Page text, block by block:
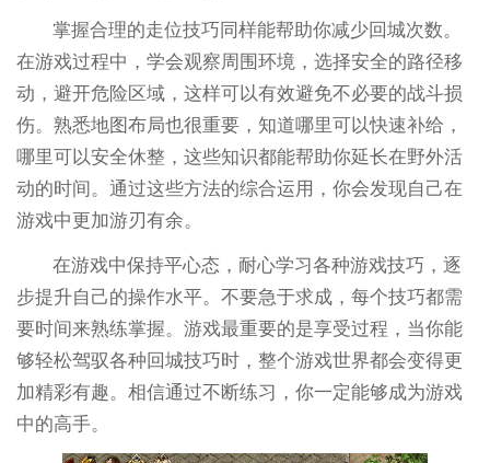
掌握合理的走位技巧同样能帮助你减少回城次数。
在游戏过程中，学会观察周围环境，选择安全的路径移
动，避开危险区域，这样可以有效避免不必要的战斗损
伤。熟悉地图布局也很重要，知道哪里可以快速补给，
哪里可以安全休整，这些知识都能帮助你延长在野外活
动的时间。通过这些方法的综合运用，你会发现自己在
游戏中更加游刃有余。
在游戏中保持平心态，耐心学习各种游戏技巧，逐
步提升自己的操作水平。不要急于求成，每个技巧都需
要时间来熟练掌握。游戏最重要的是享受过程，当你能
够轻松驾驭各种回城技巧时，整个游戏世界都会变得更
加精彩有趣。相信通过不断练习，你一定能够成为游戏
中的高手。